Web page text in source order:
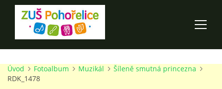
ÚVOD
Úvod Fotoalbum Muzikál
Šíleně smutná princezna
RDK_1478